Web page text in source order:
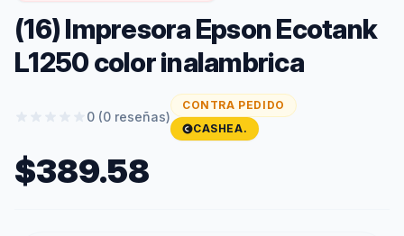
(16) Impresora Epson Ecotank
L1250 color inalambrica
0 (0 reseñas)
CONTRA PEDIDO
CASHEA.
$389.58